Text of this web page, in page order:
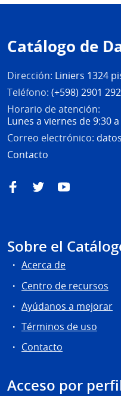
de
página
Catálogo de
Dirección: Liniers 1324
Teléfono: (+598) 2901
Horario de atención:
Lunes a viernes de 9:30
Correo electrónico:
Contacto
FacebookTwitterYouTube
Sobre el
Acerca de
Centro de recursos
Ayúdanos a mejorar
Términos de uso
Contacto
Acceso por